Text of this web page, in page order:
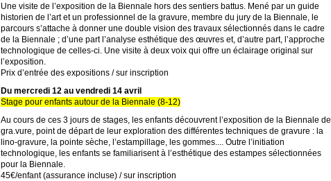
Une visite de l’exposition de la Biennale hors des sentiers battus. Mené par un guide
historien de l’art et un professionnel de la gravure, membre du jury de la Biennale, le
parcours s’attache à donner une double vision des travaux sélectionnés dans le cadre
de la Biennale ; d’une part l’analyse esthétique des œuvres et, d’autre part, l’approche
technologique de celles-ci. Une visite à deux voix qui offre un éclairage original sur
l’exposition.
Prix d’entrée des expositions / sur inscription
Du mercredi 12 au vendredi 14 avril
Stage pour enfants autour de la Biennale (8-12)
Au cours de ces 3 jours de stages, les enfants découvrent l’exposition de la Biennale de
gra.vure, point de départ de leur exploration des différentes techniques de gravure : la
lino-gravure, la pointe sèche, l’estampillage, les gommes.... Outre l’initiation
technologique, les enfants se familiarisent à l’esthétique des estampes sélectionnées
pour la Biennale.
45€/enfant (assurance incluse) / sur inscription